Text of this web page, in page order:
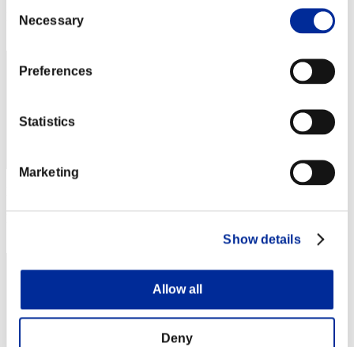
Selection
Necessary
Preferences
Statistics
Marketing
Show details
Allow all
Deny
Posizione